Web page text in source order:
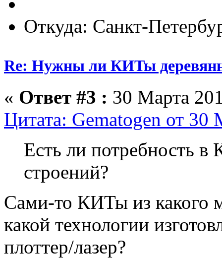
Откуда: Санкт-
Re: Нужны ли КИТы
« Ответ #3 : 30 Марта
Цитата: Gematogen от
Есть ли потребность
строений?
Cами-то КИТы из какого
какой технологии
плоттер/лазер?